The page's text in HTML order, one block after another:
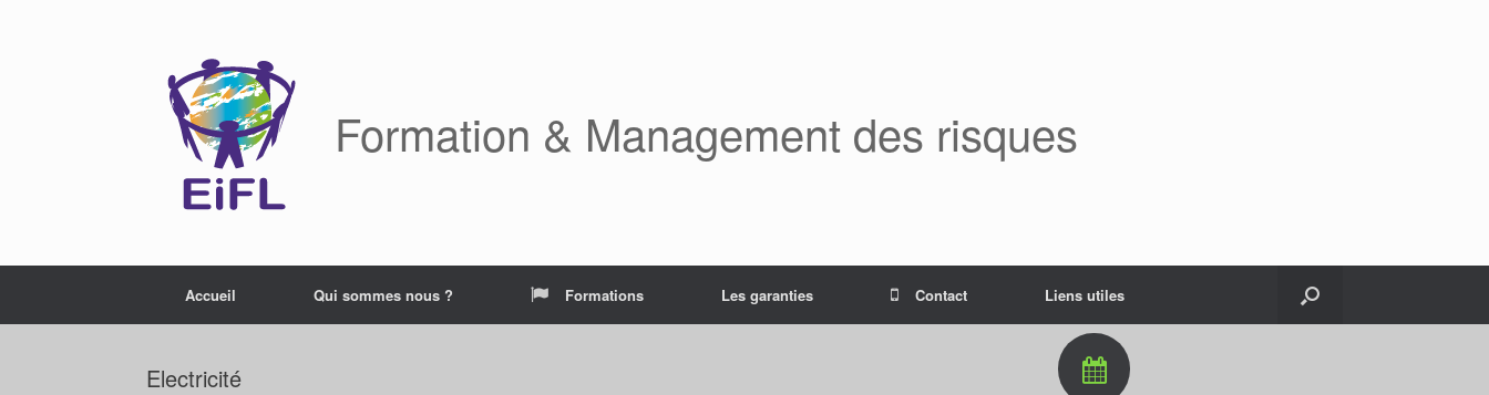
Formation & Management des risques
Accueil Qui sommes nous ? Formations Les garanties Contact Liens utiles
Electricité